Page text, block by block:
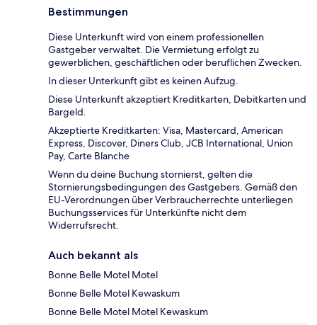
Bestimmungen
Diese Unterkunft wird von einem professionellen
Gastgeber verwaltet. Die Vermietung erfolgt zu
gewerblichen, geschäftlichen oder beruflichen Zwecken.
In dieser Unterkunft gibt es keinen Aufzug.
Diese Unterkunft akzeptiert Kreditkarten, Debitkarten und
Bargeld.
Akzeptierte Kreditkarten: Visa, Mastercard, American
Express, Discover, Diners Club, JCB International, Union
Pay, Carte Blanche
Wenn du deine Buchung stornierst, gelten die
Stornierungsbedingungen des Gastgebers. Gemäß den
EU-Verordnungen über Verbraucherrechte unterliegen
Buchungsservices für Unterkünfte nicht dem
Widerrufsrecht.
Auch bekannt als
Bonne Belle Motel Motel
Bonne Belle Motel Kewaskum
Bonne Belle Motel Motel Kewaskum